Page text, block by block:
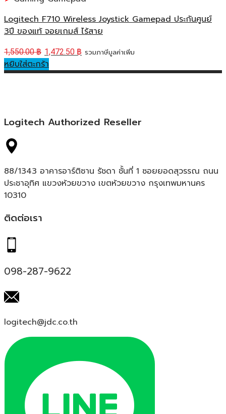
Logitech F710 Wireless Joystick Gamepad ประกันศูนย์
3ปี ของแท้ จอยเกมส์ ไร้สาย
1,550.00฿ 1,472.50 ฿ รวมภาษีมูลค่าเพิ่ม
หยิบใส่ตะกร้า
Logitech Authorized Reseller
88/1343 อาคารอาร์ติซาน รัชดา ชั้นที่ 1 ซอยยอดสุวรรณ ถนน
ประชาอุทิศ แขวงห้วยขวาง เขตห้วยขวาง กรุงเทพมหานคร
10310
ติดต่อเรา
098-287-9622
logitech@jdc.co.th